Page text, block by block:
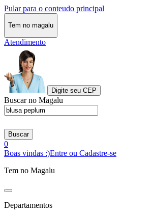
Pular para o conteudo principal
Tem no magalu
Atendimento
Digite seu CEP
Buscar no Magalu
Buscar
0
Boas vindas :)Entre ou Cadastre-se
Tem no Magalu
Departamentos